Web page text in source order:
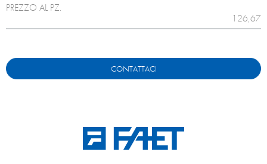
PREZZO AL PZ.
126,67
CONTATTACI